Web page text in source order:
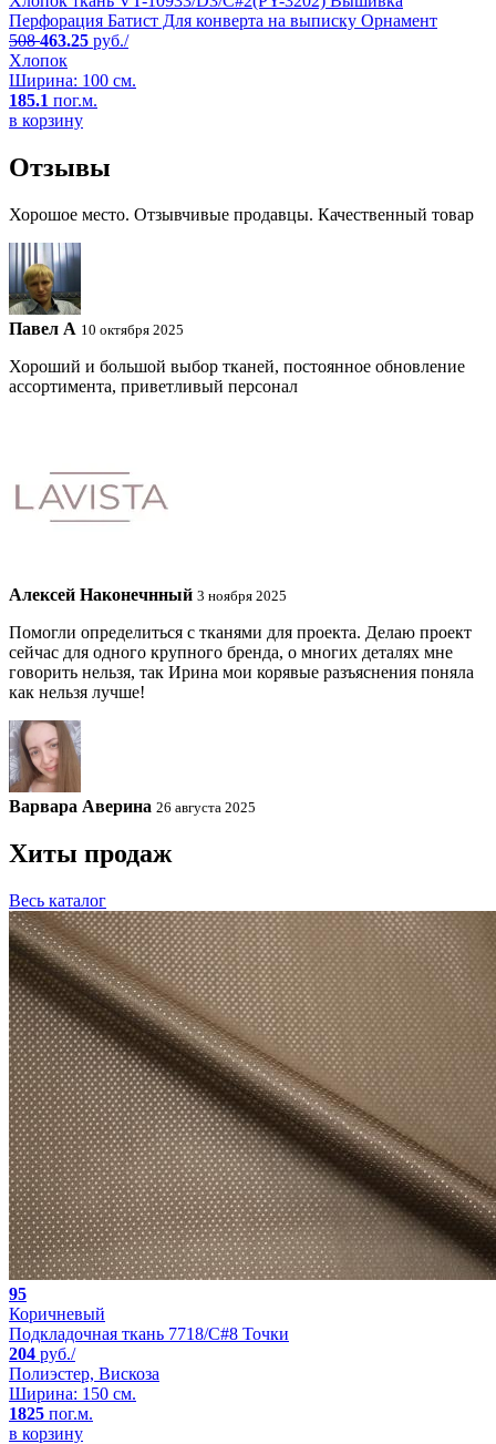
Перфорация Батист Для конверта на выписку Орнамент
508463.25 руб./
Хлопок
Ширина: 100 см.
185.1 пог.м.
в корзину
Отзывы
Хорошое место. Отзывчивые продавцы. Качественный товар
Павел A 10 октября 2025
Хороший и большой выбор тканей, постоянное обновление
ассортимента, приветливый персонал
Алексей Наконечнный 3 ноября 2025
Помогли определиться с тканями для проекта. Делаю проект
сейчас для одного крупного бренда, о многих деталях мне
говорить нельзя, так Ирина мои корявые разъяснения поняла
как нельзя лучше!
Варвара Аверина 26 августа 2025
Хиты продаж
Весь каталог
95
Коричневый
Подкладочная ткань 7718/C#8 Точки
204 руб./
Полиэстер, Вискоза
Ширина: 150 см.
1825 пог.м.
в корзину